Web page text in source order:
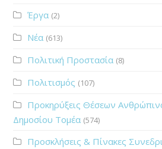
Έργα (2)
Νέα (613)
Πολιτική Προστασία (8)
Πολιτισμός (107)
Προκηρύξεις Θέσεων
Δημοσίου Τομέα (574)
Προσκλήσεις & Πίνακες